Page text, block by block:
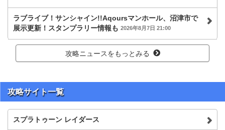
ラブライブ！サンシャイン!!Aqoursマンホール、沼津市で
展示更新！スタンプラリー情報も 2026年8月7日 21:00
攻略ニュースをもっとみる
攻略サイト一覧
スプラトゥーン レイダース